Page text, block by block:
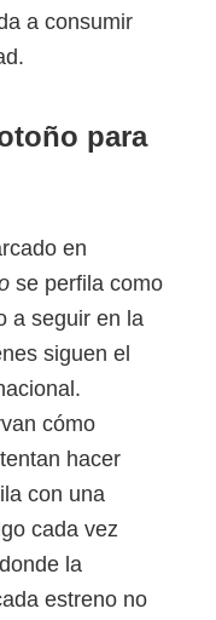
a consumir
para
en
se perfila como
a seguir en la
siguen el
cómo
hacer
con una
cada vez
la
estreno no